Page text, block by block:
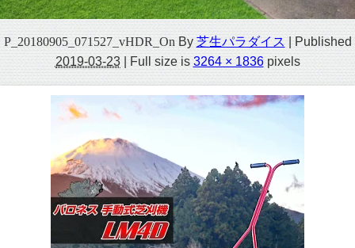
P_20180905_071527_vHDR_On By 芝生パラダイス
Published
2019-03-23
Full size is 3264 × 1836pixels